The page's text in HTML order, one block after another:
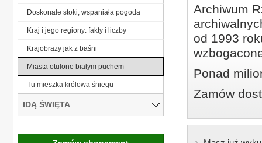
Archiwum
od 1993
Ponad
Zamów
Doskonałe stoki, wspaniała pogoda
Kraj i jego regiony: fakty i liczby
Krajobrazy jak z baśni
Miasta otulone białym puchem
Tu mieszka królowa śniegu
IDĄ ŚWIĘTA